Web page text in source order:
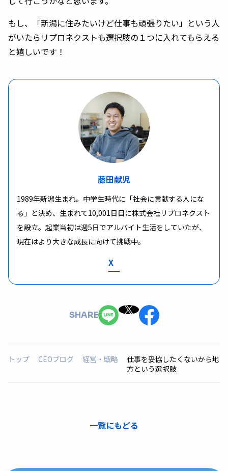
もし、「新潟に住みたいけど仕事も頑張りたい」という人
がいたらリプロネクストも選択肢の１つに入れてもらえる
と嬉しいです！
藤田献児
1989年新潟生まれ。中学生時代に「社会に貢献する人にな
る」と決め、生まれて10,001日目に株式会社リプロネクスト
を設立。起業当初は週5日でアルバイト生活をしていたが、
現在はより大きな成長に向けて挑戦中。
X
SHARE
トップ CEOブログ 経営・戦略
仕事を妥協したくないから地
方という選択肢
一覧にもどる